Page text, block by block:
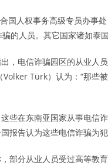
国人权事务高级专员办事
的人员。其它国家诸如泰
，电信诈骗园区的从业人
Volker Türk）认为：“那些
些在东南亚国家从事电信
报告认为这些电信诈骗为
部分从业人员受过高等教